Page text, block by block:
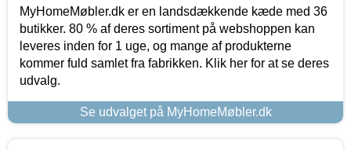
MyHomeMøbler.dk er en landsdækkende kæde med 36
butikker. 80 % af deres sortiment på webshoppen kan
leveres inden for 1 uge, og mange af produkterne
kommer fuld samlet fra fabrikken. Klik her for at se deres
udvalg.
Se udvalget på MyHomeMøbler.dk